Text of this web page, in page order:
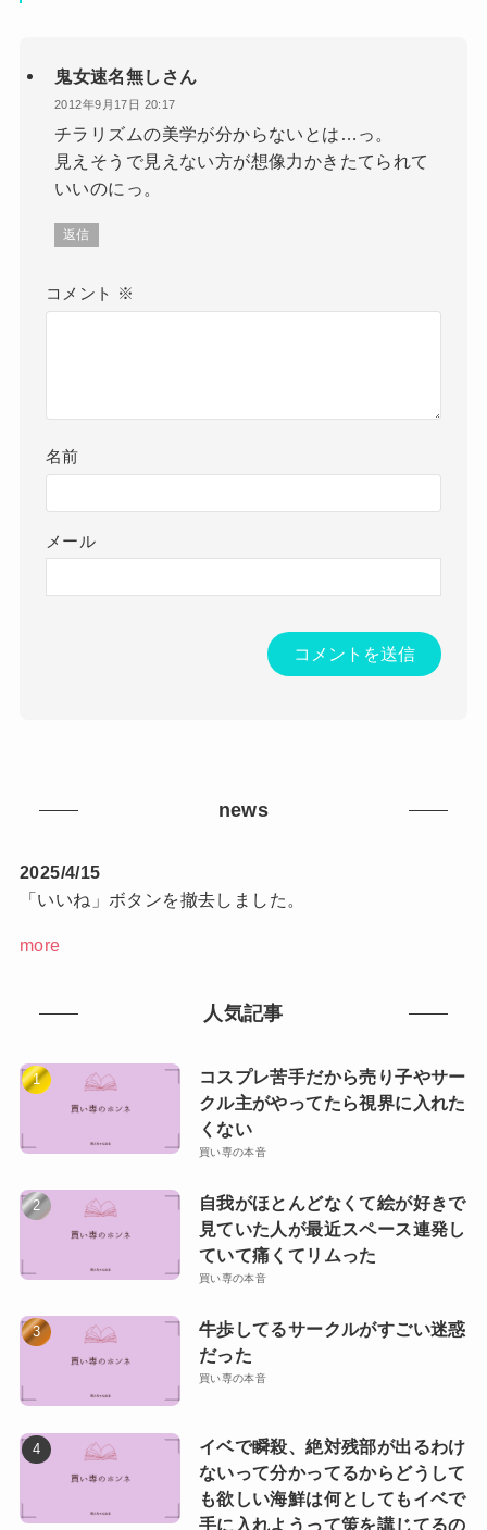
鬼女速名無しさん
2012年9月17日 20:17
チラリズムの美学が分からないとは…っ。
見えそうで見えない方が想像力かきたてられて
いいのにっ。
返信
コメント ※
名前
メール
news
2025/4/15
「いいね」ボタンを撤去しました。
more
人気記事
コスプレ苦手だから売り子やサー
クル主がやってたら視界に入れた
くない
買い専の本音
自我がほとんどなくて絵が好きで
見ていた人が最近スペース連発し
ていて痛くてリムった
買い専の本音
牛歩してるサークルがすごい迷惑
だった
買い専の本音
イベで瞬殺、絶対残部が出るわけ
ないって分かってるからどうして
も欲しい海鮮は何としてもイベで
手に入れようって策を講じてるの